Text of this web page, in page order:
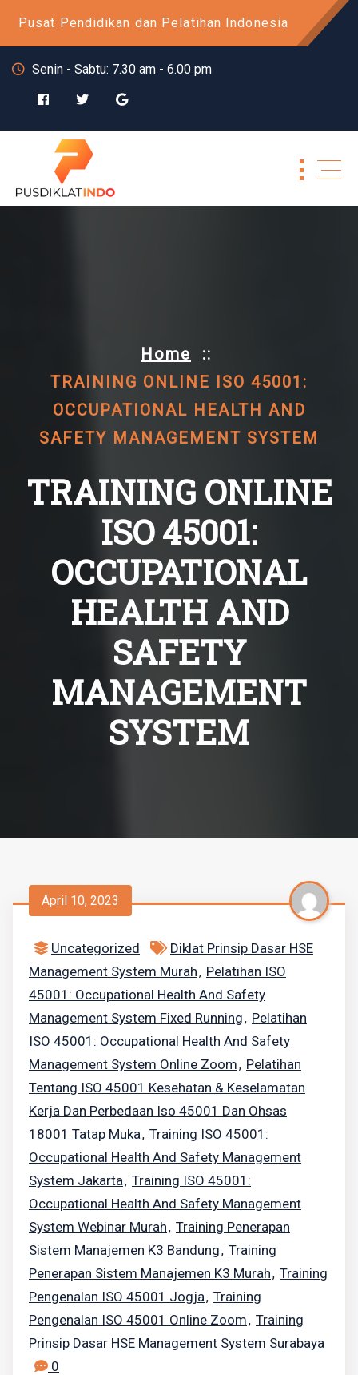
Pusat Pendidikan dan Pelatihan Indonesia
Senin - Sabtu: 7.30 am - 6.00 pm
Home ::
TRAINING ONLINE ISO 45001:
OCCUPATIONAL HEALTH AND
SAFETY MANAGEMENT SYSTEM
TRAINING ONLINE
ISO 45001:
OCCUPATIONAL
HEALTH AND
SAFETY
MANAGEMENT
SYSTEM
April 10, 2023
Uncategorized
Diklat Prinsip Dasar HSE
Management System Murah, Pelatihan ISO
45001: Occupational Health And Safety
Management System Fixed Running, Pelatihan
ISO 45001: Occupational Health And Safety
Management System Online Zoom, Pelatihan
Tentang ISO 45001 Kesehatan & Keselamatan
Kerja Dan Perbedaan Iso 45001 Dan Ohsas
18001 Tatap Muka, Training ISO 45001:
Occupational Health And Safety Management
System Jakarta, Training ISO 45001:
Occupational Health And Safety Management
System Webinar Murah, Training Penerapan
Sistem Manajemen K3 Bandung, Training
Penerapan Sistem Manajemen K3 Murah, Training
Pengenalan ISO 45001 Jogja, Training
Pengenalan ISO 45001 Online Zoom, Training
Prinsip Dasar HSE Management System Surabaya
0